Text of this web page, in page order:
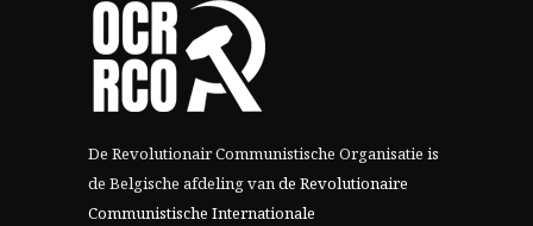
De Revolutionair Communistische Organisatie is
de Belgische afdeling vande Revolutionaire
Communistische Internationale